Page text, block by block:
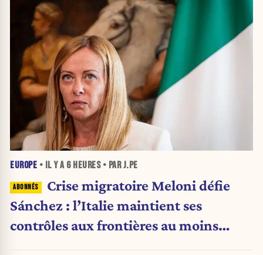
EUROPE • IL Y A 6 HEURES• PAR J.PE
Crise migratoire Meloni défie
Sánchez : l’Italie maintient ses
contrôles aux frontières au moins